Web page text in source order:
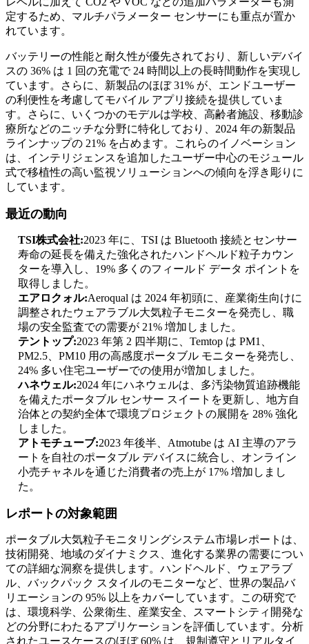
定するため、マルチパラメーター センサーにも重点が置か
れています。
バッテリーの性能と耐久性が優先されており、新しいデバイ
スの 36% は 1 回の充電で 24 時間以上の長時間動作を実現し
ています。さらに、新製品のほぼ 31% が、エンドユーザー
の利便性を考慮してモバイル アプリ接続を提供していま
す。さらに、いくつかのモデルは学校、高齢者施設、移動診
療所などのニッチな分野に特化しており、2024 年の新製品
ラインナップの 21% を占めます。これらのイノベーション
は、インテリジェンスを追加したユーザー中心のモジュール
式で移植性の高い監視ソリューションへの傾向を浮き彫りに
しています。
最近の動向
TSI株式会社:2023 年に、TSI は Bluetooth 接続とセンサー
寿命の延長を備えた強化されたハンドヘルド粒子カウン
ターを導入し、19% 多くのフィールド データ ポイントを
取得しました。
エアロクォル:Aeroqual は 2024 年初頭に、産業衛生向けに
調整されたウェアラブル大気粒子モニターを発売し、職
場の安全監査での需要が 21% 増加しました。
テントップ:2023 年第 2 四半期に、Temtop は PM1、
PM2.5、PM10 用の高感度ポータブル モニターを発売し、
24% 多い住宅ユーザーでの使用が増加しました。
ハネウェル:2024 年にハネウェルは、多汚染物質追跡機能
を備えたポータブル センサー スイートを更新し、地方自
治体との契約全体で環境プロジェクトの展開を 28% 強化
しました。
アトモチューブ:2023 年後半、Atmotube は AI 主導のアラ
ートを自社のポータブル デバイスに統合し、オンライン
小売チャネルを通じた消費者の売上が 17% 増加しまし
た。
レポートの対象範囲
ポータブル大気粒子モニタリングシステム市場レポートは、
技術開発、地域のダイナミクス、進化する業界の需要につい
ての詳細な洞察を提供します。ハンドヘルド、ウェアラブ
ル、バックパック スタイルのモニターなど、世界の製品バ
リエーションの 95% 以上をカバーしています。この研究で
は、環境科学、公衆衛生、産業安全、スマートシティ開発な
どの分野にわたるアプリケーションを評価しています。分析
されたユースケースのほぼ 60% は、規制遵守とリアルタイ